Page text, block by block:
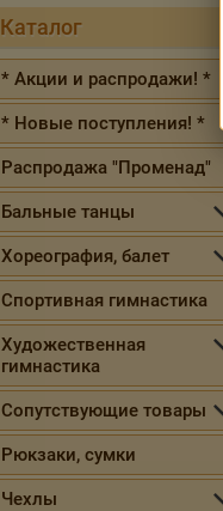
Каталог
* Акции и распродажи! *
* Новые поступления! *
Распродажа "Променад"
Бальные танцы
Хореография, балет
Спортивная гимнастика
Художественная
гимнастика
Сопутствующие товары
Рюкзаки, сумки
Чехлы